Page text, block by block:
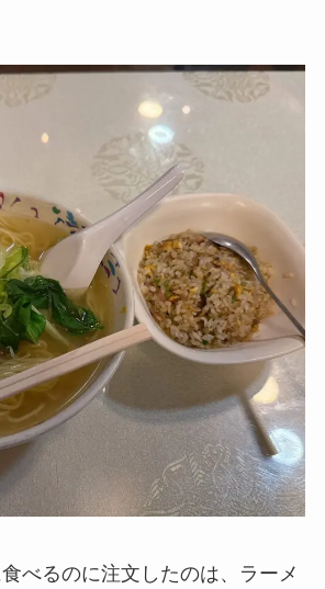
べるのに注文したのは、ラーメ